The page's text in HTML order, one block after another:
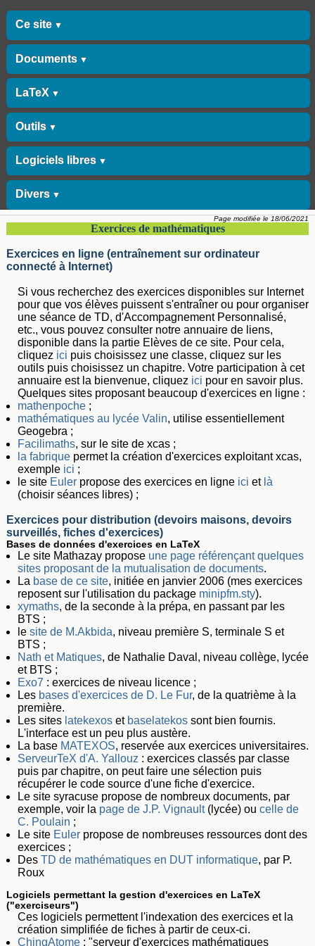
Ce site▼
Documents▼
LaTeX▼
Outils▼
Logiciels libres▼
Divers▼
Page modifiée le 18/06/2021
Exercices de mathématiques
Exercices en ligne (entraînement sur ordinateur
connecté à Internet)
Si vous recherchez des exercices disponibles sur Internet
pour que vos élèves puissent s'entraîner ou pour organiser
une séance de TD, d'Accompagnement Personnalisé,
etc., vous pouvez consulter notre annuaire de liens,
disponible dans la partie Elèves de ce site. Pour cela,
cliquez ici puis choisissez une classe, cliquez sur les
outils puis choisissez un chapitre. Votre participation à cet
annuaire est la bienvenue, cliquez ici pour en savoir plus.
Quelques sites proposant beaucoup d'exercices en ligne :
mathenpoche;
mathématiques au lycée Valin, utilise essentiellement
Geogebra ;
Facilimaths, sur le site de xcas ;
la fabriquepermet la création d'exercices exploitant xcas,
exemple ici ;
le site Eulerpropose des exercices en ligne ici et là
(choisir séances libres) ;
Exercices pour distribution (devoirs maisons, devoirs
surveillés, fiches d'exercices)
Bases de données d'exercices en LaTeX
Le site Mathazay propose une page référençant quelques
sites proposant de la mutualisation de documents.
La base de ce site, initiée en janvier 2006 (mes exercices
reposent sur l'utilisation du package minipfm.sty).
xymaths, de la seconde à la prépa, en passant par les
BTS ;
le site de M.Akbida, niveau première S, terminale S et
BTS ;
Nath et Matiques, de Nathalie Daval, niveau collège, lycée
et BTS ;
Exo7 : exercices de niveau licence ;
Les bases d'exercices de D. Le Fur, de la quatrième à la
première.
Les sites latekexoset baselatekossont bien fournis.
L'interface est un peu plus austère.
La base MATEXOS, reservée aux exercices universitaires.
ServeurTeX d'A. Yallouz : exercices classés par classe
puis par chapitre, on peut faire une sélection puis
récupérer le code source d'une fiche d'exercice.
Le site syracuse propose de nombreux documents, par
exemple, voir la page de J.P. Vignault(lycée) ou celle de
C. Poulain ;
Le site Eulerpropose de nombreuses ressources dont des
exercices ;
Des TD de mathématiques en DUT informatique, par P.
Roux
Logiciels permettant la gestion d'exercices en LaTeX
("exerciseurs")
Ces logiciels permettent l'indexation des exercices et la
création simplifiée de fiches à partir de ceux-ci.
ChingAtome: "serveur d'exercices mathématiques